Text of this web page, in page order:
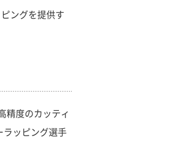
ングを提供す
精度のカッティ
ラッピング選手